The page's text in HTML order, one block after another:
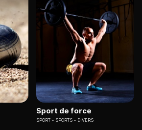
Sport de force
SPORT SPORTS - DIVERS